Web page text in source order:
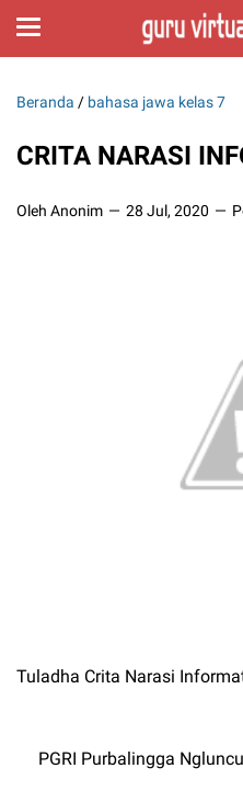
Beranda / bahasa jawa kelas 7
CRITA NARASI
Oleh Anonim 28 Jul, 2020
Tuladha Crita Narasi
PGRI Purbalingga